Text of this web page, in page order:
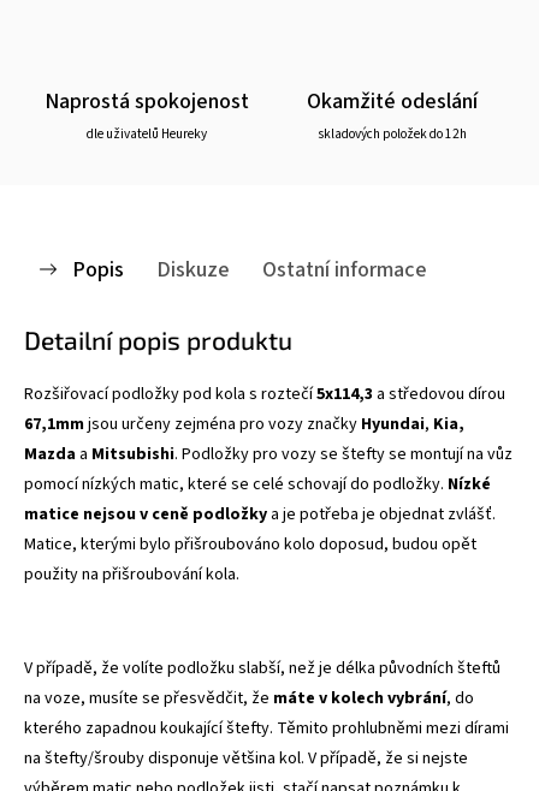
Naprostá spokojenost
dle uživatelů Heureky
Okamžité odeslání
skladových položek do 12h
Popis Diskuze Ostatní informace
Detailní popis produktu
Rozšiřovací podložky pod kola s roztečí5x114,3 a středovou dírou
67,1mmjsou určeny zejména pro vozy značky Hyundai, Kia,
Mazda a Mitsubishi. Podložky pro vozy se štefty se montují na vůz
pomocí nízkých matic, které se celé schovají do podložky. Nízké
matice nejsou v ceně podložky a je potřeba je objednat zvlášť.
Matice, kterými bylo přišroubováno kolo doposud, budou opět
použity na přišroubování kola.
V případě, že volíte podložku slabší, než je délka původních šteftů
na voze, musíte se přesvědčit, že máte v kolech vybrání, do
kterého zapadnou koukající štefty. Těmito prohlubněmi mezi dírami
na štefty/šrouby disponuje většina kol. V případě, že si nejste